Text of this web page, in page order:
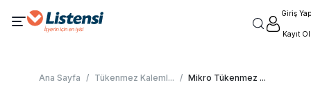
Giriş Yap
Kayıt Ol
Ana Sayfa / Tükenmez Kaleml... / Mikro Tükenmez ...